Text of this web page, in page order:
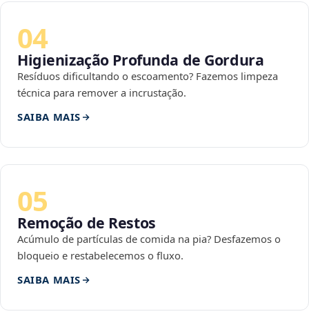
04
Higienização Profunda de Gordura
Resíduos dificultando o escoamento? Fazemos limpeza
técnica para remover a incrustação.
SAIBA MAIS
05
Remoção de Restos
Acúmulo de partículas de comida na pia? Desfazemos o
bloqueio e restabelecemos o fluxo.
SAIBA MAIS